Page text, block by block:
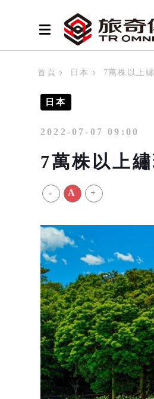
首頁 日本 7萬株以上
日本
2022-07-07 09:00
7萬株以上
- A +